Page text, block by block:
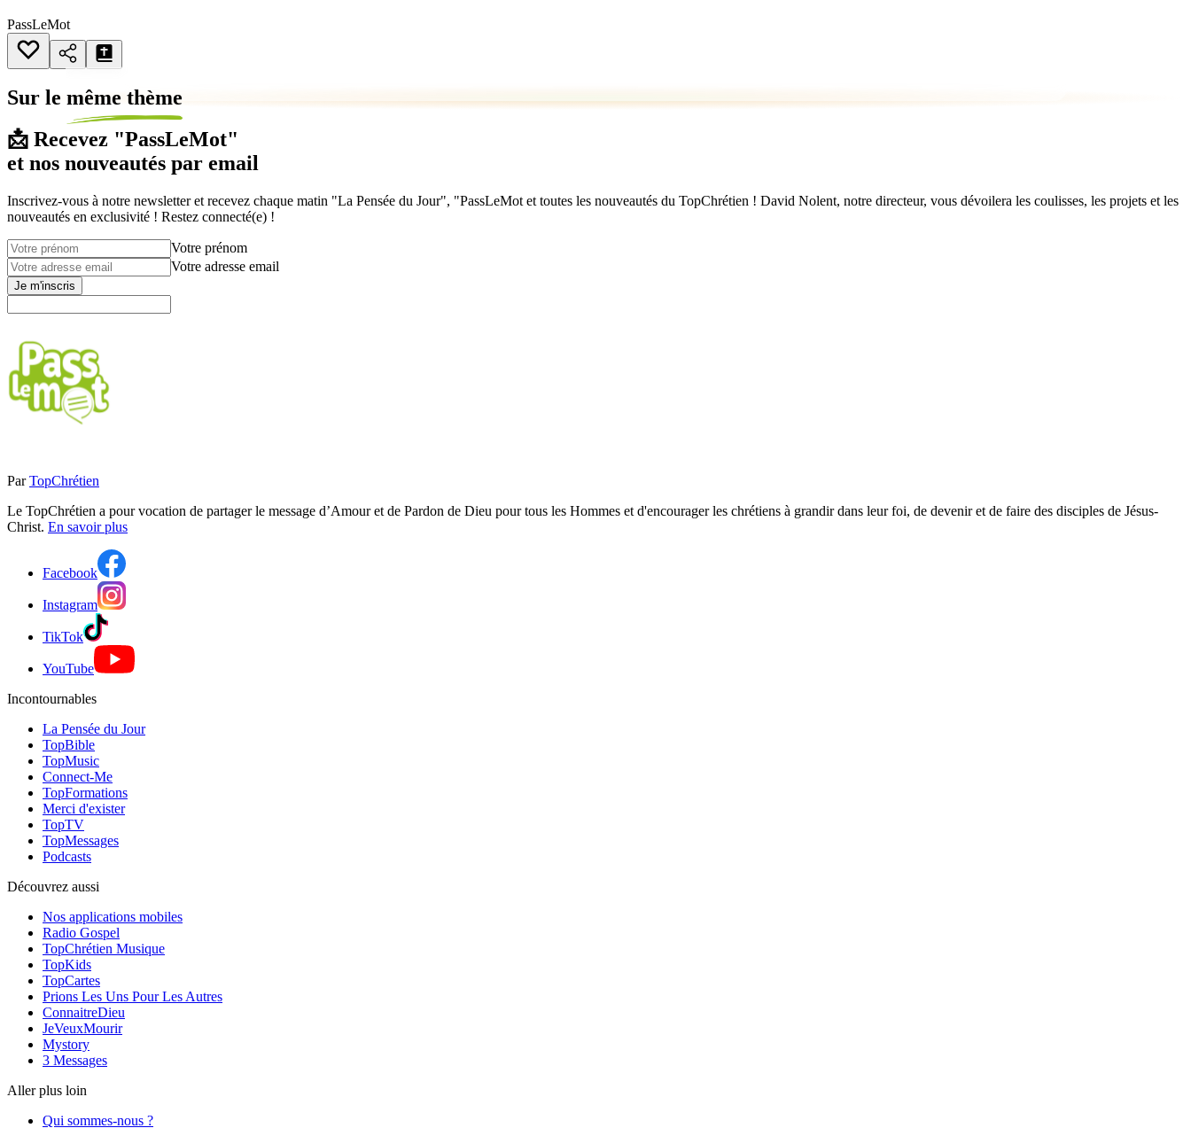
PassLeMot
Sur le même thème
📩 Recevez "PassLeMot"
et nos nouveautés par email
Inscrivez-vous à notre newsletter et recevez chaque matin "La Pensée du Jour", "PassLeMot et toutes les nouveautés du TopChrétien ! David Nolent, notre directeur, vous dévoilera les coulisses, les projets et les
nouveautés en exclusivité ! Restez connecté(e) !
Votre prénom
Votre adresse email
Je m'inscris
Par TopChrétien
Le TopChrétien a pour vocation de partager le message d’Amour et de Pardon de Dieu pour tous les Hommes et d'encourager les chrétiens à grandir dans leur foi, de devenir et de faire des disciples de Jésus-
Christ. En savoir plus
Facebook
Instagram
TikTok
YouTube
Incontournables
La Pensée du Jour
TopBible
TopMusic
Connect-Me
TopFormations
Merci d'exister
TopTV
TopMessages
Podcasts
Découvrez aussi
Nos applications mobiles
Radio Gospel
TopChrétien Musique
TopKids
TopCartes
Prions Les Uns Pour Les Autres
ConnaitreDieu
JeVeuxMourir
Mystory
3 Messages
Aller plus loin
Qui sommes-nous ?